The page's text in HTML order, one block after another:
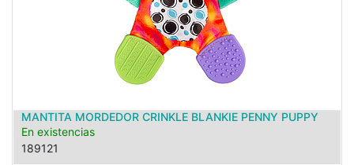
MANTITA MORDEDOR CRINKLE BLANKIE PENNY PUPPY
En existencias
189121